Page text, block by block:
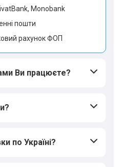
Monobank
пошти
рахунок ФОП
Ви працюєте?
по Україні?